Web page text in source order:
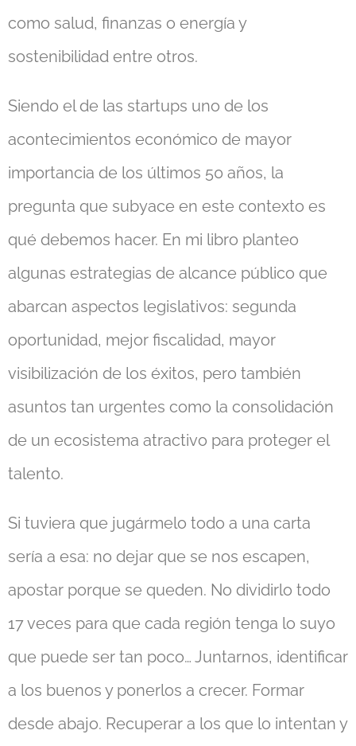
como salud, finanzas o energía y
sostenibilidad entre otros.
Siendo el de las startups uno de los
acontecimientos económico de mayor
importancia de los últimos 50 años, la
pregunta que subyace en este contexto es
qué debemos hacer. En mi libro planteo
algunas estrategias de alcance público que
abarcan aspectos legislativos: segunda
oportunidad, mejor fiscalidad, mayor
visibilización de los éxitos, pero también
asuntos tan urgentes como la consolidación
de un ecosistema atractivo para proteger el
talento.
Si tuviera que jugármelo todo a una carta
sería a esa: no dejar que se nos escapen,
apostar porque se queden. No dividirlo todo
17 veces para que cada región tenga lo suyo
que puede ser tan poco… Juntarnos, identificar
a los buenos y ponerlos a crecer. Formar
desde abajo. Recuperar a los que lo intentan y